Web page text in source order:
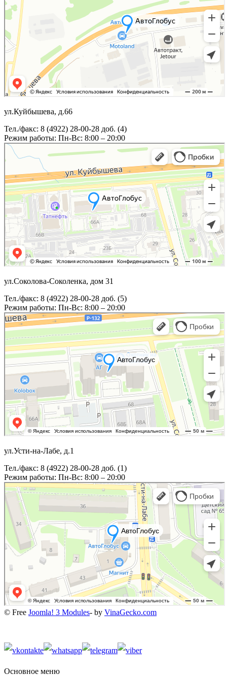
ул.Куйбышева, д.66
Тел./факс: 8 (4922) 28-00-28 доб. (4)
Режим работы: Пн-Вс: 8:00 – 20:00
ул.Соколова-Соколенка, дом 31
Тел./факс: 8 (4922) 28-00-28 доб. (5)
Режим работы: Пн-Вс: 8:00 – 20:00
ул.Усти-на-Лабе, д.1
Тел./факс: 8 (4922) 28-00-28 доб. (1)
Режим работы: Пн-Вс: 8:00 – 20:00
© Free Joomla! 3 Modules- by VinaGecko.com
Основное меню